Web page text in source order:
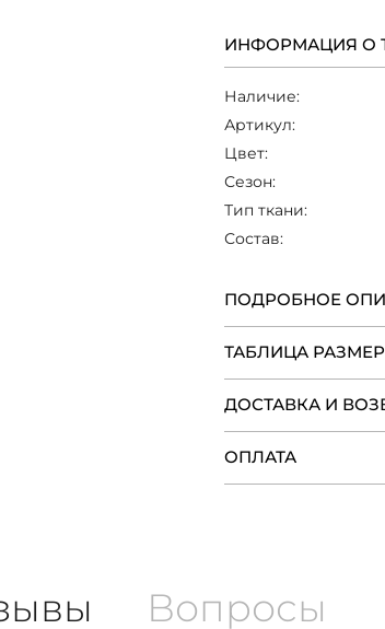
фигуре. Низ
расклешенную
В комплекте с
дополнительно
завершенности
сочетается с
босоножками, а
любого
ИНФОРМАЦИЯ О
Наличие:
Артикул:
Цвет:
Сезон:
Тип ткани:
Состав:
ПОДРОБНОЕ
ТАБЛИЦА
ДОСТАВКА И
ОПЛАТА
Вопросы